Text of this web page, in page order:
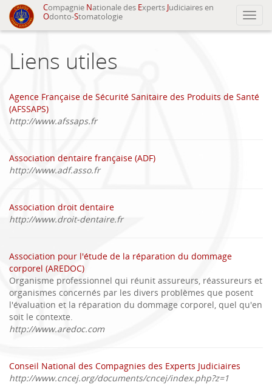
Compagnie Nationale des Experts Judiciaires en
Odonto-Stomatologie
Liens utiles
Agence Française de Sécurité Sanitaire des Produits de Santé
(AFSSAPS)
http://www.afssaps.fr
Association dentaire française (ADF)
http://www.adf.asso.fr
Association droit dentaire
http://www.droit-dentaire.fr
Association pour l'étude de la réparation du dommage
corporel (AREDOC)
Organisme professionnel qui réunit assureurs, réassureurs et
organismes concernés par les divers problèmes que posent
l'évaluation et la réparation du dommage corporel, quel qu'en
soit le contexte.
http://www.aredoc.com
Conseil National des Compagnies des Experts Judiciaires
http://www.cncej.org/documents/cncej/index.php?z=1